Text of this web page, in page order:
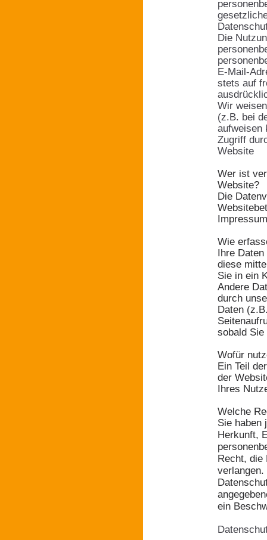
Die
E-Mail-
stets auf
Wir
(z.B. bei
aufweisen
Zugriff
Website
Wer ist
Website?
Die
Wie
Ihre
diese
Sie in ein
Andere
durch
Daten
sobald
Wofür
Ein Teil
der
Ihres
Welche
Sie haben
Herkunft,
Recht, die
ein